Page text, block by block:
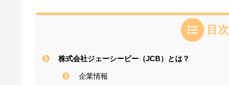
目次
株式会社ジェーシービー（JCB）とは？
企業情報